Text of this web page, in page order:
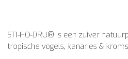
STI-HO-DRU® is een zuiver
tropische vogels, kanaries &